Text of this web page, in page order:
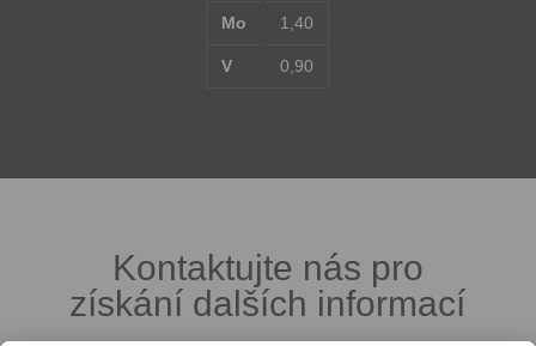
Mo
V
1,40
0,90
Kontaktujte nás pro
získání dalších informací